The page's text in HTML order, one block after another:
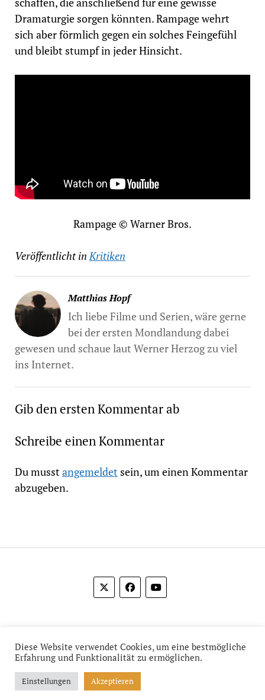
Dramaturgie sorgen könnten. Rampage wehrt
sich aber förmlich gegen ein solches Feingefühl
und bleibt stumpf in jeder Hinsicht.
Rampage © Warner Bros.
Veröffentlicht in Kritiken
Matthias Hopf
Ich liebe Filme und Serien, wäre gerne
bei der ersten Mondlandung dabei
gewesen und schaue laut Werner Herzog zu viel
ins Internet.
Gib den ersten Kommentar ab
Schreibe einen Kommentar
Du musstangemeldetsein, um einen Kommentar
abzugeben.
Mission News Themeby Compete Themes.
Diese Website verwendet Cookies, um eine bestmögliche
Erfahrung und Funktionalität zu ermöglichen.
Einstellungen Akzeptieren